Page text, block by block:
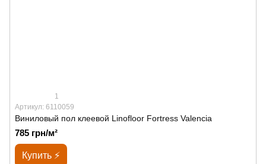
1
Артикул: 6110059
Виниловый пол клеевой Linofloor Fortress Valencia
785 грн/м²
Купить ⚡